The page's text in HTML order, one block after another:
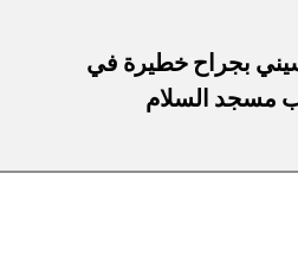
بجراح خطيرة في
مسجد السلام